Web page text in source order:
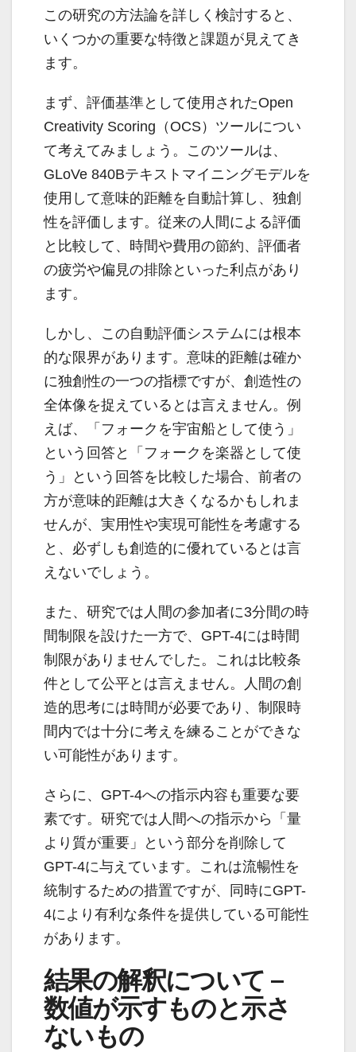
この研究の方法論を詳しく検討すると、
いくつかの重要な特徴と課題が見えてき
ます。
まず、評価基準として使用されたOpen
Creativity Scoring（OCS）ツールについ
て考えてみましょう。このツールは、
GLoVe 840Bテキストマイニングモデルを
使用して意味的距離を自動計算し、独創
性を評価します。従来の人間による評価
と比較して、時間や費用の節約、評価者
の疲労や偏見の排除といった利点があり
ます。
しかし、この自動評価システムには根本
的な限界があります。意味的距離は確か
に独創性の一つの指標ですが、創造性の
全体像を捉えているとは言えません。例
えば、「フォークを宇宙船として使う」
という回答と「フォークを楽器として使
う」という回答を比較した場合、前者の
方が意味的距離は大きくなるかもしれま
せんが、実用性や実現可能性を考慮する
と、必ずしも創造的に優れているとは言
えないでしょう。
また、研究では人間の参加者に3分間の時
間制限を設けた一方で、GPT-4には時間
制限がありませんでした。これは比較条
件として公平とは言えません。人間の創
造的思考には時間が必要であり、制限時
間内では十分に考えを練ることができな
い可能性があります。
さらに、GPT-4への指示内容も重要な要
素です。研究では人間への指示から「量
より質が重要」という部分を削除して
GPT-4に与えています。これは流暢性を
統制するための措置ですが、同時にGPT-
4により有利な条件を提供している可能性
があります。
結果の解釈について –
数値が示すものと示さ
ないもの